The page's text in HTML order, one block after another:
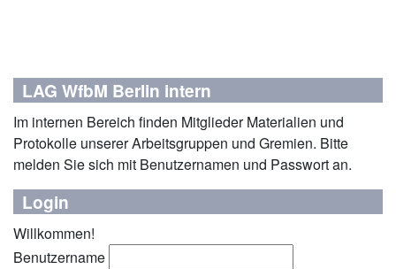
LAG WfbM Berlin intern
Im internen Bereich finden Mitglieder Materialien und
Protokolle unserer Arbeitsgruppen und Gremien. Bitte
melden Sie sich mit Benutzernamen und Passwort an.
Login
Willkommen!
Benutzername